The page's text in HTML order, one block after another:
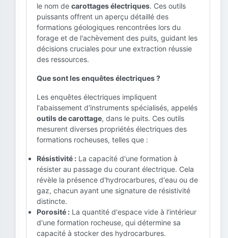
le nom de carottages électriques. Ces outils
puissants offrent un aperçu détaillé des
formations géologiques rencontrées lors du
forage et de l'achèvement des puits, guidant les
décisions cruciales pour une extraction réussie
des ressources.
Que sont les enquêtes électriques ?
Les enquêtes électriques impliquent
l'abaissement d'instruments spécialisés, appelés
outils de carottage, dans le puits. Ces outils
mesurent diverses propriétés électriques des
formations rocheuses, telles que :
Résistivité : La capacité d'une formation à
résister au passage du courant électrique. Cela
révèle la présence d'hydrocarbures, d'eau ou de
gaz, chacun ayant une signature de résistivité
distincte.
Porosité : La quantité d'espace vide à l'intérieur
d'une formation rocheuse, qui détermine sa
capacité à stocker des hydrocarbures.